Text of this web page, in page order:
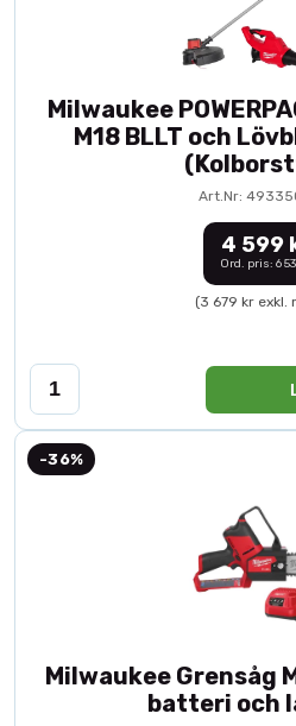
Milwaukee
M18 BLLT och
Art.Nr:
4 599
Ord. pris: 6
(3 679 kr exkl.
-36%
Milwaukee Grensåg
batteri och